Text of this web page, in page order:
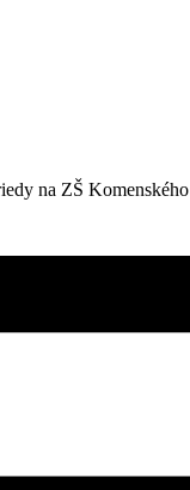
na ZŠ Komenského